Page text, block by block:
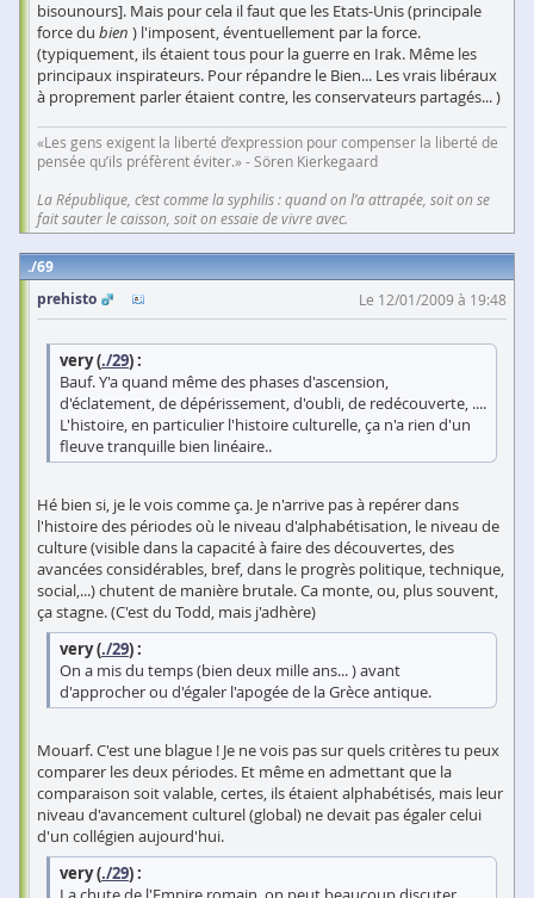
bisounours]. Mais pour cela il faut que les Etats-Unis (principale
force du bien ) l'imposent, éventuellement par la force.
(typiquement, ils étaient tous pour la guerre en Irak. Même les
principaux inspirateurs. Pour répandre le Bien... Les vrais libéraux
à proprement parler étaient contre, les conservateurs partagés... )
«Les gens exigent la liberté d’expression pour compenser la liberté de
pensée qu’ils préfèrent éviter.» - Sören Kierkegaard
La République, c’est comme la syphilis : quand on l’a attrapée, soit on se
fait sauter le caisson, soit on essaie de vivre avec.
69
prehisto
Le 12/01/2009 à 19:48
very (./29) :
Bauf. Y'a quand même des phases d'ascension,
d'éclatement, de dépérissement, d'oubli, de redécouverte, ....
L'histoire, en particulier l'histoire culturelle, ça n'a rien d'un
fleuve tranquille bien linéaire..
Hé bien si, je le vois comme ça. Je n'arrive pas à repérer dans
l'histoire des périodes où le niveau d'alphabétisation, le niveau de
culture (visible dans la capacité à faire des découvertes, des
avancées considérables, bref, dans le progrès politique, technique,
social,...) chutent de manière brutale. Ca monte, ou, plus souvent,
ça stagne. (C'est du Todd, mais j'adhère)
very (./29) :
On a mis du temps (bien deux mille ans... ) avant
d'approcher ou d'égaler l'apogée de la Grèce antique.
Mouarf. C'est une blague ! Je ne vois pas sur quels critères tu peux
comparer les deux périodes. Et même en admettant que la
comparaison soit valable, certes, ils étaient alphabétisés, mais leur
niveau d'avancement culturel (global) ne devait pas égaler celui
d'un collégien aujourd'hui.
very (./29) :